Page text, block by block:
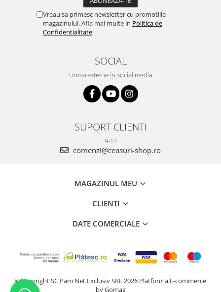
Vreau sa primesc newsletter cu promotiile
magazinului. Afla mai multe in Politica de
Confidentialitate
SOCIAL
Urmareste-ne in social media
SUPORT CLIENTI
9-17
comenzi@ceasuri-shop.ro
MAGAZINUL MEU
CLIENTI
DATE COMERCIALE
©Copyright SC Pam Net Exclusiv SRL 2026 Platforma E-commerce
by Gomag